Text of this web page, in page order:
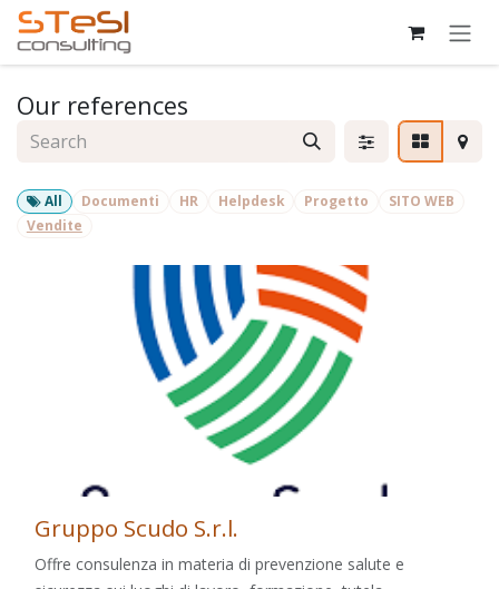
Skip to Content
Our references
All Documenti HR Helpdesk Progetto
SITO WEB
Vendite
Gruppo Scudo S.r.l.
Offre consulenza in materia di prevenzione salute e